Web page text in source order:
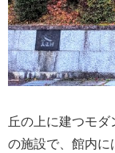
丘の上に建つモダ
の施設で、館内に